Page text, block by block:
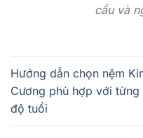
cầu và
Hướng dẫn chọn nệm
Cương phù hợp với từng
độ tuổi